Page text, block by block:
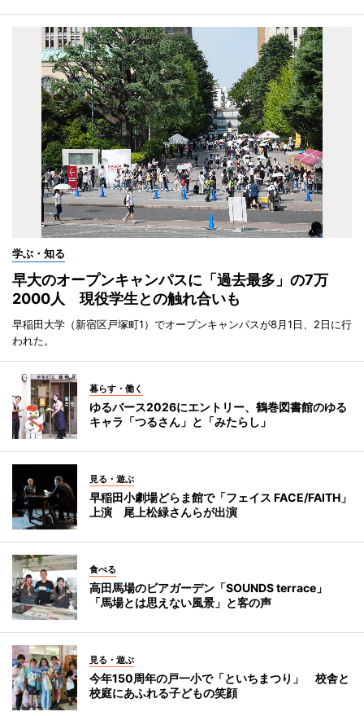
学ぶ・知る
早大のオープンキャンパスに「過去最多」の7万
2000人 現役学生との触れ合いも
早稲田大学（新宿区戸塚町1）でオープンキャンパスが8月1日、2日に行
われた。
暮らす・働く
ゆるバース2026にエントリー、鶴巻図書館のゆる
キャラ「つるさん」と「みたらし」
見る・遊ぶ
早稲田小劇場どらま館で「フェイス FACE/FAITH」
上演 尾上松緑さんらが出演
食べる
高田馬場のビアガーデン「SOUNDS terrace」
「馬場とは思えない風景」と客の声
見る・遊ぶ
今年150周年の戸一小で「といちまつり」 校舎と
校庭にあふれる子どもの笑顔